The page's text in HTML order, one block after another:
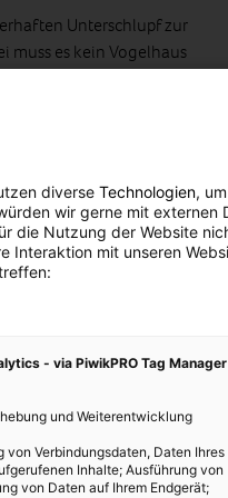
Unterschlupf zur
muss es kein Vogelhaus
ihr Gefieder. Das ist
Garten ihnen
anbieten. Diese
zugepflasterten
für den Gesang
ihr diese am besten
ihr damit in Österreich
diverse Technologien,
wir gerne mit externen
die Nutzung der Website
Interaktion mit unseren
- via PiwikPRO Tag Manager
und Weiterentwicklung
von Verbindungsdaten, Daten Ihres
Inhalte; Ausführung von
von Daten auf Ihrem Endgerät;